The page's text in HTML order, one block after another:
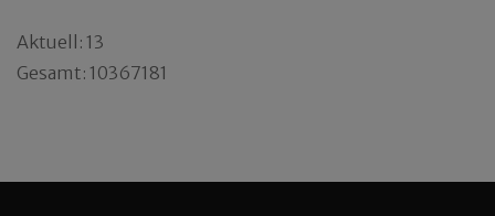
Aktuell: 13
Gesamt: 10367181